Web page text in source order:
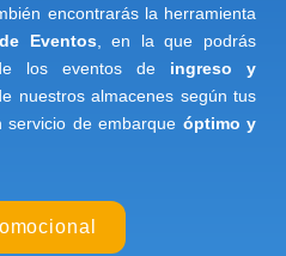
encontrarás la herramienta
Eventos , en la que podrás
los eventos de ingreso y
nuestros almacenes según tus
servicio de embarque óptimo y